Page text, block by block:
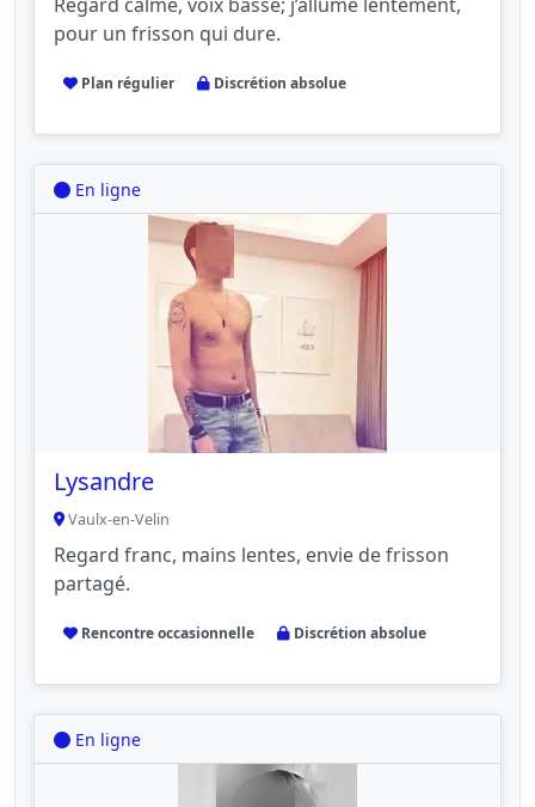
pour un frisson qui dure.
Plan régulier Discrétion absolue
En ligne
Lysandre
Vaulx-en-Velin
Regard franc, mains lentes, envie de frisson
partagé.
Rencontre occasionnelle Discrétion absolue
En ligne